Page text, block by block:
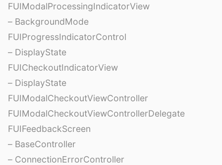
FUIModalProcessingIndicatorView
– BackgroundMode
FUIProgressIndicatorControl
– DisplayState
FUICheckoutIndicatorView
– DisplayState
FUIModalCheckoutViewController
FUIModalCheckoutViewControllerDelegate
FUIFeedbackScreen
– BaseController
– ConnectionErrorController